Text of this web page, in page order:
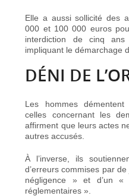
Elle a aussi sollicité des
000 et 100 000 euros
interdiction de cinq ans
impliquant le démarchage
DÉNI DE
Les hommes
celles concernant les
affirment que leurs actes
autres accusés.
À l’inverse, ils
d’erreurs commises par
négligence » et d’un «
réglementaires ».